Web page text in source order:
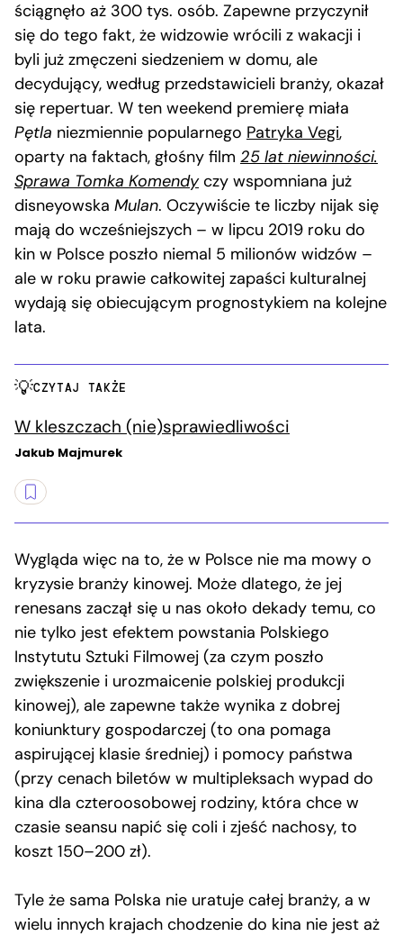
ściągnęło aż 300 tys. osób. Zapewne przyczynił
się do tego fakt, że widzowie wrócili z wakacji i
byli już zmęczeni siedzeniem w domu, ale
decydujący, według przedstawicieli branży, okazał
się repertuar. W ten weekend premierę miała
Pętla niezmiennie popularnego Patryka Vegi,
oparty na faktach, głośny film 25 lat niewinności.
Sprawa Tomka Komendyczy wspomniana już
disneyowska Mulan. Oczywiście te liczby nijak się
mają do wcześniejszych – w lipcu 2019 roku do
kin w Polsce poszło niemal 5 milionów widzów –
ale w roku prawie całkowitej zapaści kulturalnej
wydają się obiecującym prognostykiem na kolejne
lata.
CZYTAJ TAKŻE
W kleszczach (nie)sprawiedliwości
Jakub Majmurek
Wygląda więc na to, że w Polsce nie ma mowy o
kryzysie branży kinowej. Może dlatego, że jej
renesans zaczął się u nas około dekady temu, co
nie tylko jest efektem powstania Polskiego
Instytutu Sztuki Filmowej (za czym poszło
zwiększenie i urozmaicenie polskiej produkcji
kinowej), ale zapewne także wynika z dobrej
koniunktury gospodarczej (to ona pomaga
aspirującej klasie średniej) i pomocy państwa
(przy cenach biletów w multipleksach wypad do
kina dla czteroosobowej rodziny, która chce w
czasie seansu napić się coli i zjeść nachosy, to
koszt 150–200 zł).
Tyle że sama Polska nie uratuje całej branży, a w
wielu innych krajach chodzenie do kina nie jest aż